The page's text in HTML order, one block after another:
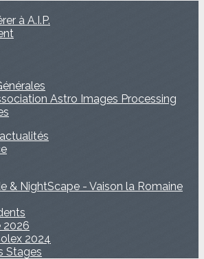
à A.I.P.
Astro Images Processing
& NightScape - Vaison la Romaine
2026
2024
Stages